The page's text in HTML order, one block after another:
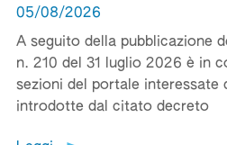
05/08/2026
A seguito della pubblicazione
n. 210 del 31 luglio 2026 è in
sezioni del portale interessate
introdotte dal citato decreto